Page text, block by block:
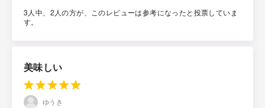
3人中、2人の方が、このレビューは参考になったと投票していま
す。
美味しい
ゆうき